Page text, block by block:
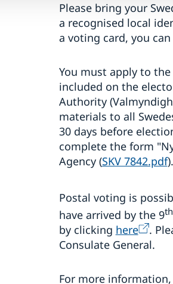
Please bring your
a recognised local
a voting card, you
You must apply to the
included on the
Authority
materials to all
30 days before
complete the form
Agency (SKV 7842.pdf).
Postal voting is
have arrived by the 9th
by clicking here .
Consulate General.
For more